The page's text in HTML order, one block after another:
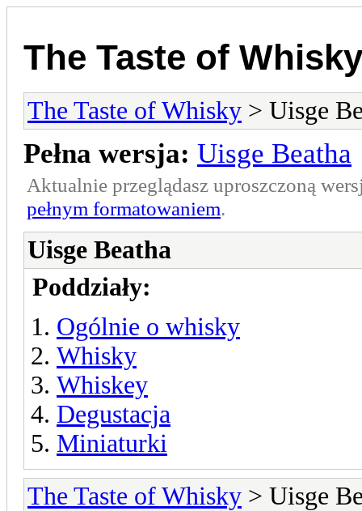
The Taste of Whisky
The Taste of Whisky > Uisge
Pełna wersja: Uisge Beatha
Aktualnie przeglądasz uproszczoną
pełnym formatowaniem.
Uisge Beatha
Poddziały:
Ogólnie o whisky
Whisky
Whiskey
Degustacja
Miniaturki
The Taste of Whisky > Uisge